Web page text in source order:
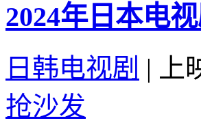
2024年日本电
日韩电视剧 |
抢沙发